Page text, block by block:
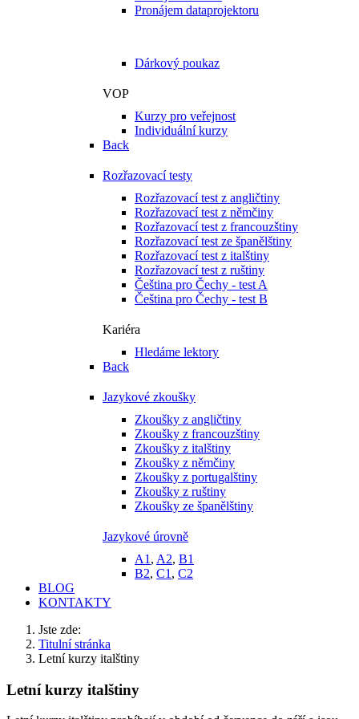
Pronájem dataprojektoru
Dárkový poukaz
VOP
Kurzy pro veřejnost
Individuální kurzy
Back
Rozřazovací testy
Rozřazovací test z angličtiny
Rozřazovací test z němčiny
Rozřazovací test z francouzštiny
Rozřazovací test ze španělštiny
Rozřazovací test z italštiny
Rozřazovací test z ruštiny
Čeština pro Čechy - test A
Čeština pro Čechy - test B
Kariéra
Hledáme lektory
Back
Jazykové zkoušky
Zkoušky z angličtiny
Zkoušky z francouzštiny
Zkoušky z italštiny
Zkoušky z němčiny
Zkoušky z portugalštiny
Zkoušky z ruštiny
Zkoušky ze španělštiny
Jazykové úrovně
A1 , A2, B1
B2, C1 , C2
BLOG
KONTAKTY
Jste zde:
Titulní stránka
Letní kurzy italštiny
Letní kurzy italštiny